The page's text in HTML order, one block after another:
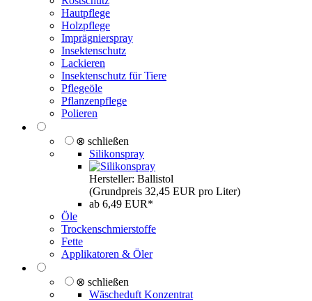
Hautpflege
Holzpflege
Imprägnierspray
Insektenschutz
Lackieren
Insektenschutz für Tiere
Pflegeöle
Pflanzenpflege
Polieren
⊗ schließen
Silikonspray
Hersteller: Ballistol
(Grundpreis 32,45 EUR pro Liter)
ab 6,49 EUR*
Öle
Trockenschmierstoffe
Fette
Applikatoren & Öler
⊗ schließen
Wäscheduft Konzentrat